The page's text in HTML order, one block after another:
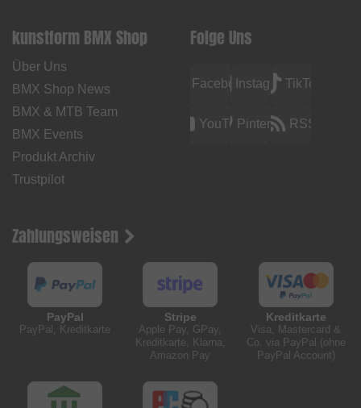
kunstform BMX Shop
Über Uns
BMX Shop News
BMX & MTB Team
BMX Events
Produkt Archiv
Trustpilot
Folge Uns
FacebookInstagramTikTok
YouTubePinterest RSS
Zahlungsweisen
PayPal
PayPal, Kreditkarte
Stripe
Apple Pay, GPay,
Kreditkarte, Klarna,
Amazon Pay
Kreditkarte
Visa, Mastercard &
Co. via PayPal (ohne
PayPal Account)